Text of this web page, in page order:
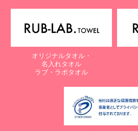
電子メール：info@rub-lab.com
【認定個人情報保護団体の名称及び、
一般財団法人日本情報経済社会推進協会
認定個人情報保護団体事務局
〒106-0032 東京都港区六本木一丁目9
７. 個人情報の提供の任意性と提供され
オリジナルタオル・
名入れタオル
ラブ・ラボタオル